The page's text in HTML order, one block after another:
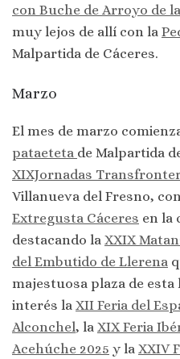
con Buche de Arroyo de
muy lejos de allí con la
Malpartida de Cáceres.
Marzo
El mes de marzo
pataeteta de Malpartida
XIXJornadas
Villanueva del Fresno,
Extregusta Cáceres en la
destacando la XXIX
del Embutido de Llerena
majestuosa plaza de esta
interés la XII Feria del
Alconchel, la XIX Feria
Acehúche 2025 y la XXIV